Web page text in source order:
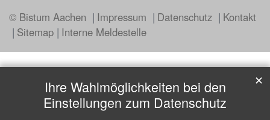
© Bistum Aachen Impressum Datenschutz
Kontakt
Sitemap Interne Meldestelle
Ihre Wahlmöglichkeiten bei den
Einstellungen zum Datenschutz
✕